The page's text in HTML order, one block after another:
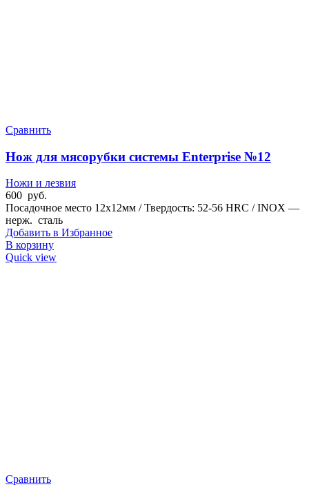
Сравнить
Нож для мясорубки системы Enterprise №12
Ножи и лезвия
600 руб.
Посадочное место 12x12мм / Твердость: 52-56 HRC / INOX —
нерж. сталь
Добавить в Избранное
В корзину
Quick view
Сравнить